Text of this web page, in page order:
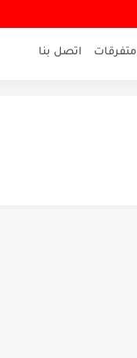
متفرقات اتصل بنا